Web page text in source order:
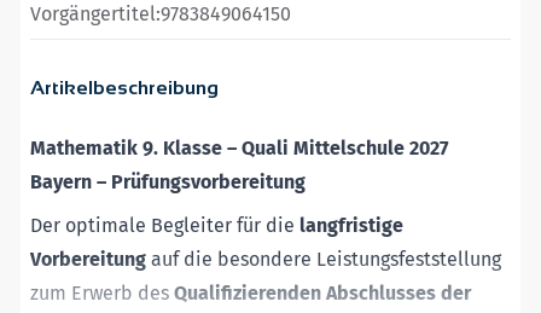
Artikelbeschreibung
Mathematik 9. Klasse – Quali Mittelschule 2027
Bayern – Prüfungsvorbereitung
Der optimale Begleiter für die langfristige
Vorbereitung auf die besondere Leistungsfeststellung
zum Erwerb des Qualifizierenden Abschlusses der
Vorgängertitel:9783849064150